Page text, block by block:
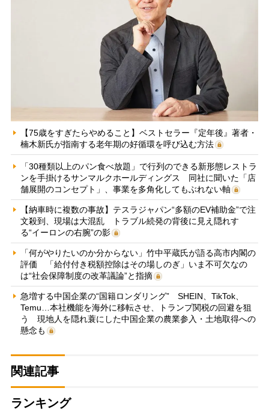
【75歳をすぎたらやめること】ベストセラー『定年後』著者・
楠木新氏が指南する老年期の好循環を呼び込む方法
「30種類以上のパン食べ放題」で行列のできる新形態レストラ
ンを手掛けるサンマルクホールディングス 同社に聞いた「店
舗展開のコンセプト」、事業を多角化してもぶれない軸
【納車時に複数の事故】テスラジャパン“多額のEV補助金”で注
文殺到、現場は大混乱 トラブル続発の背後に見え隠れす
る“イーロンの右腕”の影
「何がやりたいのか分からない」竹中平蔵氏が語る高市内閣の
評価 「給付付き税額控除はその場しのぎ」いま不可欠なの
は“社会保障制度の改革議論”と指摘
急増する中国企業の“国籍ロンダリング” SHEIN、TikTok、
Temu…本社機能を海外に移転させ、トランプ関税の回避を狙
う 現地人を隠れ蓑にした中国企業の農業参入・土地取得への
懸念も
関連記事
ランキング